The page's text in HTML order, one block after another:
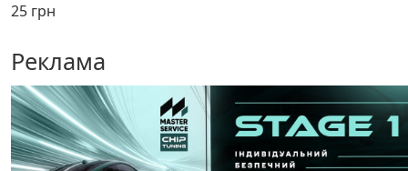
25 грн
Реклама